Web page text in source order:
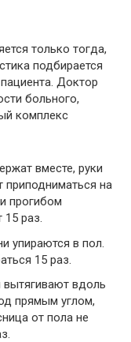
только тогда,
подбирается
Доктор
больного,
комплекс
вместе, руки
на
прогибом
раз.
упираются в пол.
15 раз.
вытягивают вдоль
прямым углом,
от пола не